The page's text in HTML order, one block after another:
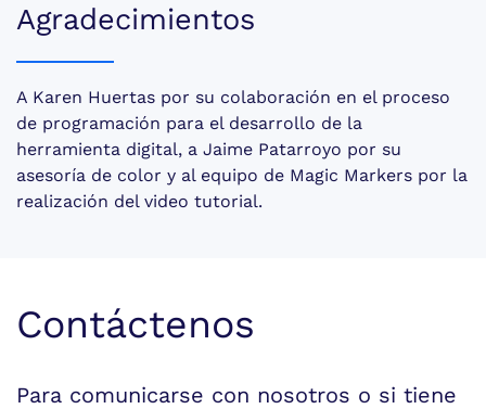
Agradecimientos
A Karen Huertas por su colaboración en el proceso
de programación para el desarrollo de la
herramienta digital, a Jaime Patarroyo por su
asesoría de color y al equipo de Magic Markers por la
realización del video tutorial.
Contáctenos
Para comunicarse con nosotros o si tiene